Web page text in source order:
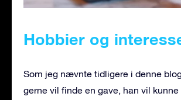
Hobbier og
Som jeg nævnte tidligere i denne
gerne vil finde en gave, han vil kunne